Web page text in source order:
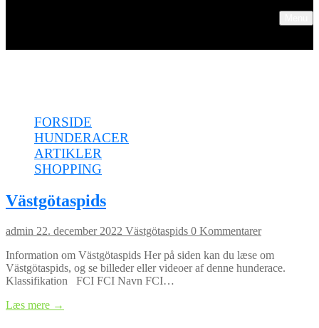
FORSIDE
HUNDERACER
ARTIKLER
SHOPPING
Västgötaspids
admin 22. december 2022 Västgötaspids 0 Kommentarer
Information om Västgötaspids Her på siden kan du læse om
Västgötaspids, og se billeder eller videoer af denne hunderace.
Klassifikation FCI FCI Navn FCI…
Læs mere →